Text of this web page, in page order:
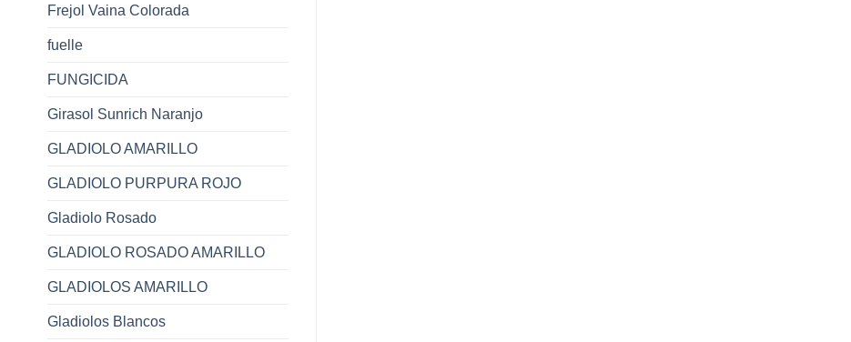
Frejol Vaina Colorada
fuelle
FUNGICIDA
Girasol Sunrich Naranjo
GLADIOLO AMARILLO
GLADIOLO PURPURA ROJO
Gladiolo Rosado
GLADIOLO ROSADO AMARILLO
GLADIOLOS AMARILLO
Gladiolos Blancos